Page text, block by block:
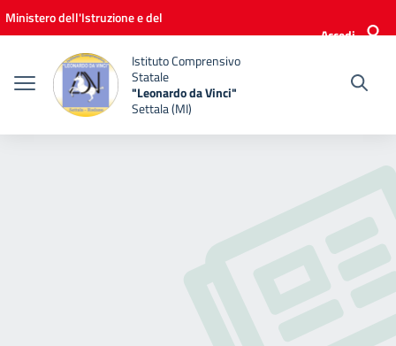
Vai ai contenuti
Vai al menu di navigazione
Vai al footer
Ministero dell'Istruzione e del
Accedi
Istituto Comprensivo
Statale
"Leonardo da Vinci"
Settala (MI)